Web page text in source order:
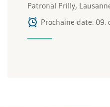
Patronal Prilly,
Prochaine date: 09.